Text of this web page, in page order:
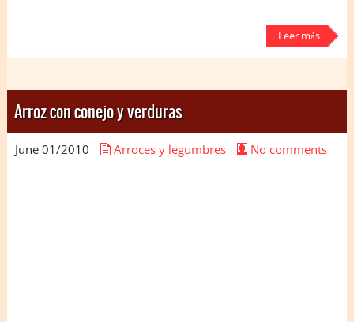
Leer más
Arroz con conejo y verduras
June 01/2010 Arroces y legumbres No comments